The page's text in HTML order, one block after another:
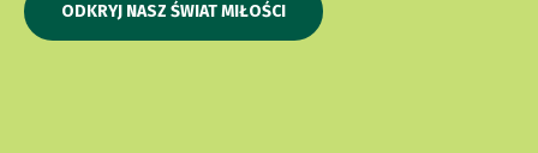
ODKRYJ NASZ ŚWIAT MIŁOŚCI